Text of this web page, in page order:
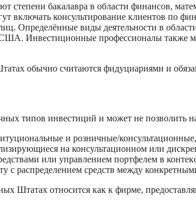
бакалавра в области финансов,
включать консультирование клиентов по
Определённые виды деятельности в
Инвестиционные профессионалы также
обычно считаются фидуциариями и
типов инвестиций и может не
и розничные/
на консультационном или
или управлением портфелем в
распределением средств между
Штатах относится как к фирме,